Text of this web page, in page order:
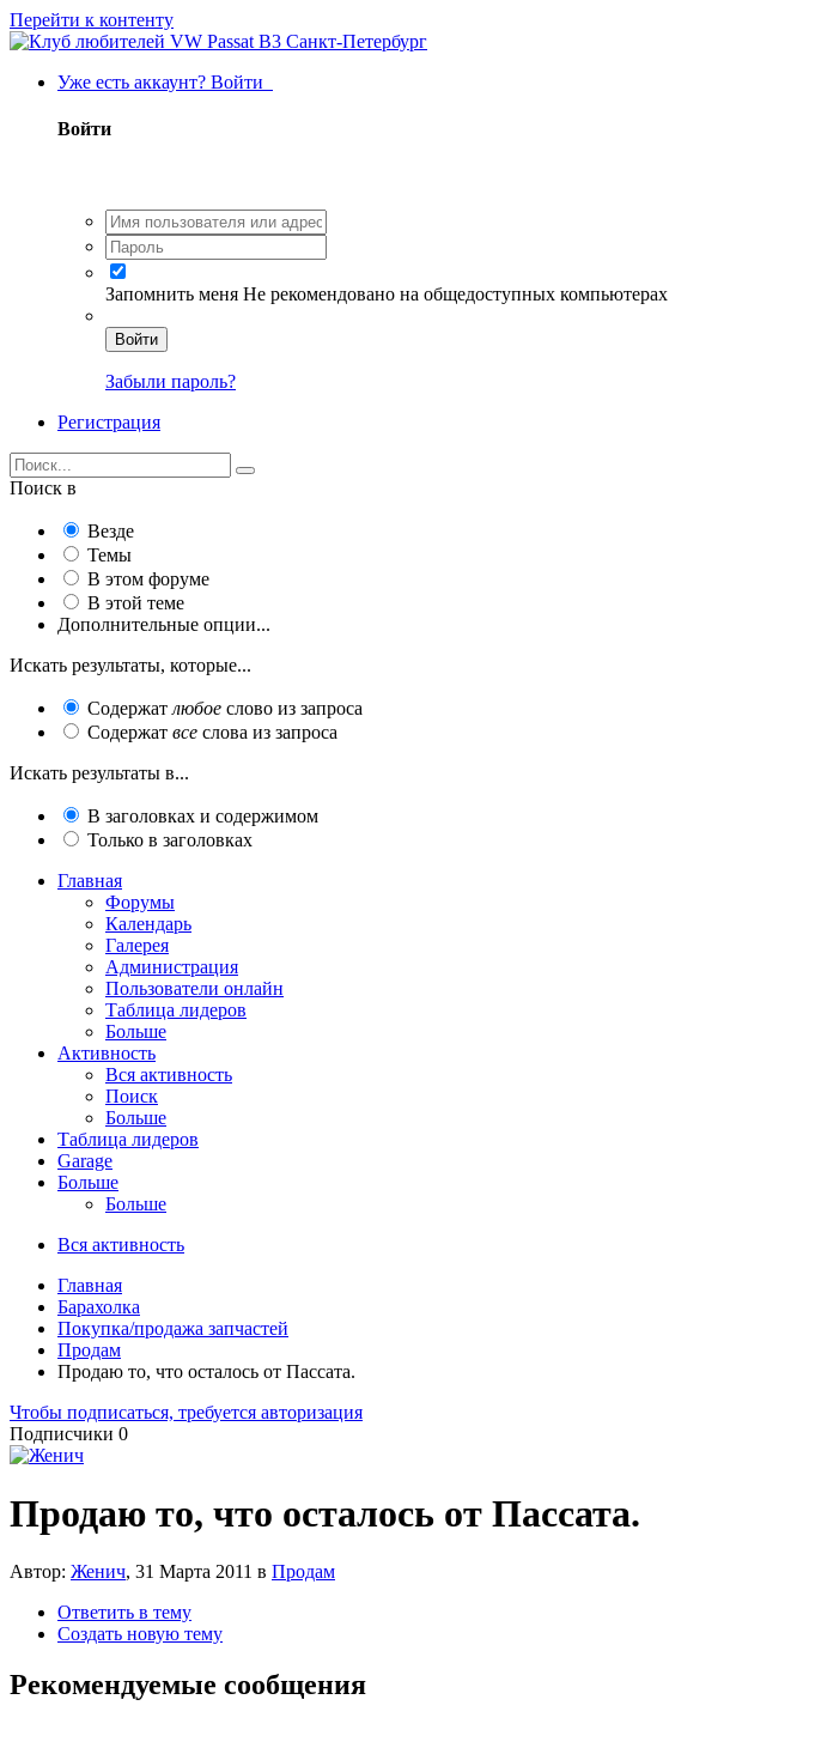
Перейти к контенту
Уже есть аккаунт? Войти
Войти
Запомнить меня Не рекомендовано на общедоступных компьютерах
Войти
Забыли пароль?
Регистрация
Поиск в
Везде
Темы
В этом форуме
В этой теме
Дополнительные опции...
Искать результаты, которые...
Содержат любое слово из запроса
Содержат все слова из запроса
Искать результаты в...
В заголовках и содержимом
Только в заголовках
Главная
Форумы
Календарь
Галерея
Администрация
Пользователи онлайн
Таблица лидеров
Больше
Активность
Вся активность
Поиск
Больше
Таблица лидеров
Garage
Больше
Больше
Вся активность
Главная
Барахолка
Покупка/продажа запчастей
Продам
Продаю то, что осталось от Пассата.
Чтобы подписаться, требуется авторизация
Подписчики 0
Продаю то, что осталось от Пассата.
Автор: Женич, 31 Марта 2011 в Продам
Ответить в тему
Создать новую тему
Рекомендуемые сообщения